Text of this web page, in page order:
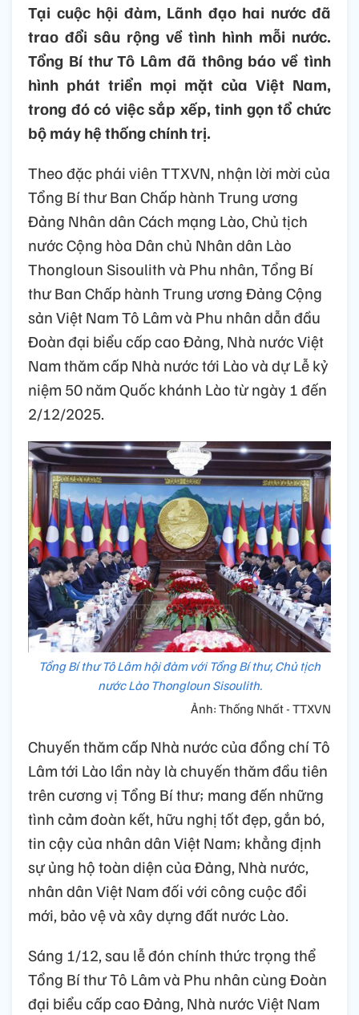
Tại cuộc hội đàm, Lãnh đạo hai nước đã
trao đổi sâu rộng về tình hình mỗi nước.
Tổng Bí thư Tô Lâm đã thông báo về tình
hình phát triển mọi mặt của Việt Nam,
trong đó có việc sắp xếp, tinh gọn tổ chức
bộ máy hệ thống chính trị.
Theo đặc phái viên TTXVN, nhận lời mời của
Tổng Bí thư Ban Chấp hành Trung ương
Đảng Nhân dân Cách mạng Lào, Chủ tịch
nước Cộng hòa Dân chủ Nhân dân Lào
Thongloun Sisoulith và Phu nhân, Tổng Bí
thư Ban Chấp hành Trung ương Đảng Cộng
sản Việt Nam Tô Lâm và Phu nhân dẫn đầu
Đoàn đại biểu cấp cao Đảng, Nhà nước Việt
Nam thăm cấp Nhà nước tới Lào và dự Lễ kỷ
niệm 50 năm Quốc khánh Lào từ ngày 1 đến
2/12/2025.
Tổng Bí thư Tô Lâm hội đàm với Tổng Bí thư, Chủ tịch
nước Lào Thongloun Sisoulith.
Ảnh: Thống Nhất - TTXVN
Chuyến thăm cấp Nhà nước của đồng chí Tô
Lâm tới Lào lần này là chuyến thăm đầu tiên
trên cương vị Tổng Bí thư; mang đến những
tình cảm đoàn kết, hữu nghị tốt đẹp, gắn bó,
tin cậy của nhân dân Việt Nam; khẳng định
sự ủng hộ toàn diện của Đảng, Nhà nước,
nhân dân Việt Nam đối với công cuộc đổi
mới, bảo vệ và xây dựng đất nước Lào.
Sáng 1/12, sau lễ đón chính thức trọng thể
Tổng Bí thư Tô Lâm và Phu nhân cùng Đoàn
đại biểu cấp cao Đảng, Nhà nước Việt Nam